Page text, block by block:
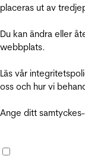
placeras ut av
Du kan ändra eller
webbplats.
Läs vår
oss och hur vi
Ange ditt